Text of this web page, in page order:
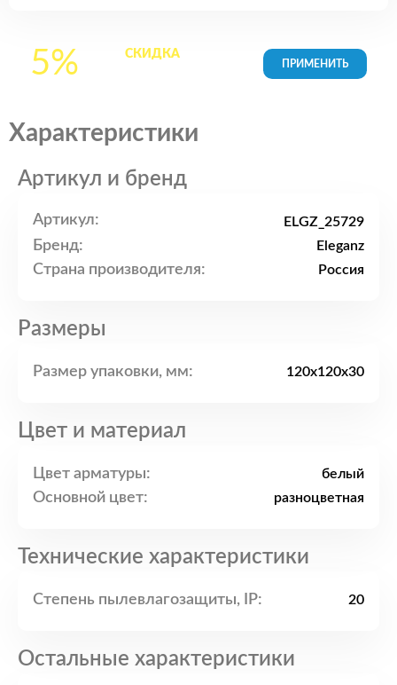
5% СКИДКАна все
Характеристики
Артикул и бренд
Артикул: ELGZ_25729
Бренд: Eleganz
Страна производителя: Россия
Размеры
Размер упаковки, мм: 120x120x30
Цвет и материал
Цвет арматуры: белый
Основной цвет: разноцветная
Технические характеристики
Степень пылевлагозащиты, IP: 20
Остальные характеристики